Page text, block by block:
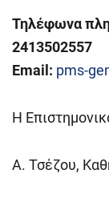
Τηλέφωνα
2413502557
Εmail : pms-
Η
Α. Τσέζου,